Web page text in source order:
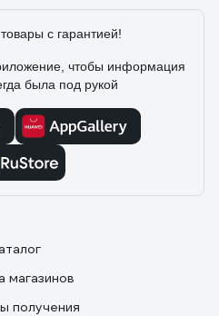
с гарантией!
чтобы информация
была под рукой
магазинов
получения